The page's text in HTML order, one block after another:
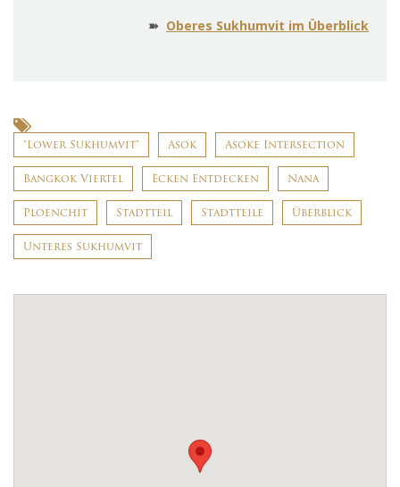
➽ Oberes Sukhumvit im Überblick
"Lower Sukhumvit" Asok Asoke Intersection
Bangkok Viertel Ecken Entdecken Nana
Ploenchit Stadtteil Stadtteile Überblick
Unteres Sukhumvit